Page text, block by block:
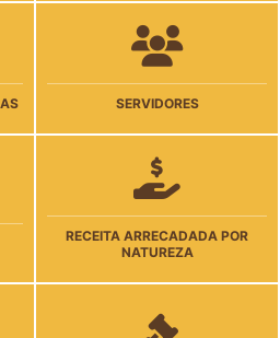
SERVIDORES
RECEITA ARRECADADA POR
NATUREZA